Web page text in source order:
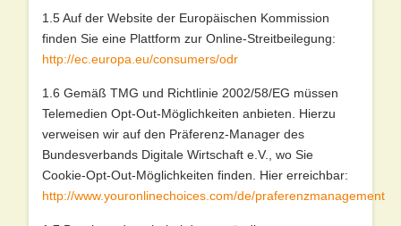
1.5 Auf der Website der Europäischen Kommission
finden Sie eine Plattform zur Online-Streitbeilegung:
http://ec.europa.eu/consumers/odr
1.6 Gemäß TMG und Richtlinie 2002/58/EG müssen
Telemedien Opt-Out-Möglichkeiten anbieten. Hierzu
verweisen wir auf den Präferenz-Manager des
Bundesverbands Digitale Wirtschaft e.V., wo Sie
Cookie-Opt-Out-Möglichkeiten finden. Hier erreichbar:
http://www.youronlinechoices.com/de/praferenzmanagement